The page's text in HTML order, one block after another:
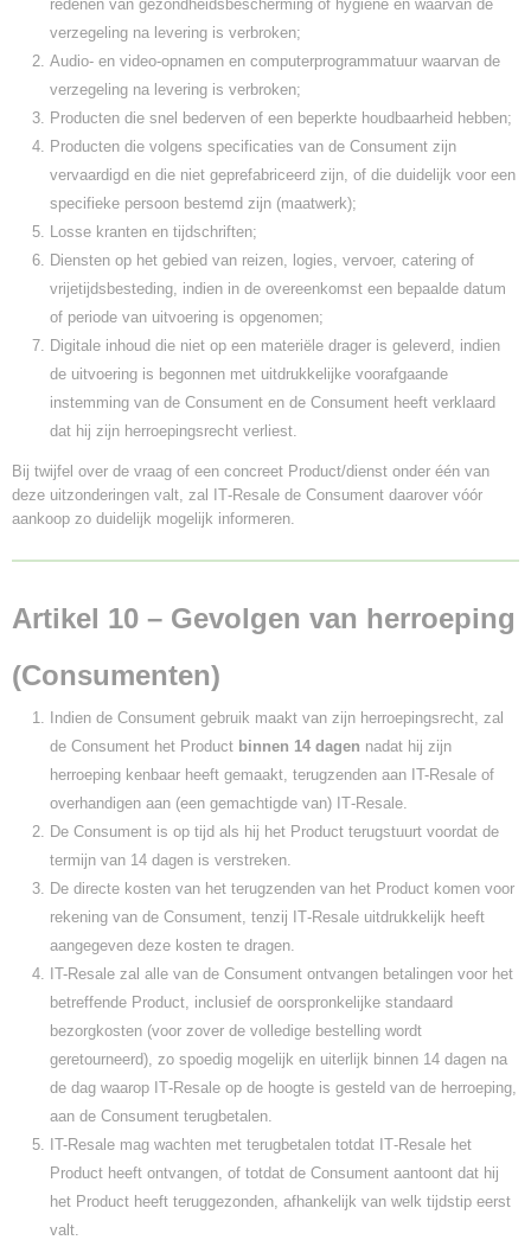
redenen van gezondheidsbescherming of hygiëne en waarvan de
verzegeling na levering is verbroken;
Audio‑ en video-opnamen en computerprogrammatuur waarvan de
verzegeling na levering is verbroken;
Producten die snel bederven of een beperkte houdbaarheid hebben;
Producten die volgens specificaties van de Consument zijn
vervaardigd en die niet geprefabriceerd zijn, of die duidelijk voor een
specifieke persoon bestemd zijn (maatwerk);
Losse kranten en tijdschriften;
Diensten op het gebied van reizen, logies, vervoer, catering of
vrijetijdsbesteding, indien in de overeenkomst een bepaalde datum
of periode van uitvoering is opgenomen;
Digitale inhoud die niet op een materiële drager is geleverd, indien
de uitvoering is begonnen met uitdrukkelijke voorafgaande
instemming van de Consument en de Consument heeft verklaard
dat hij zijn herroepingsrecht verliest.
Bij twijfel over de vraag of een concreet Product/dienst onder één van
deze uitzonderingen valt, zal IT‑Resale de Consument daarover vóór
aankoop zo duidelijk mogelijk informeren.
Artikel 10 – Gevolgen van herroeping
(Consumenten)
Indien de Consument gebruik maakt van zijn herroepingsrecht, zal
de Consument het Product binnen 14 dagen nadat hij zijn
herroeping kenbaar heeft gemaakt, terugzenden aan IT-Resale of
overhandigen aan (een gemachtigde van) IT‑Resale.
De Consument is op tijd als hij het Product terugstuurt voordat de
termijn van 14 dagen is verstreken.
De directe kosten van het terugzenden van het Product komen voor
rekening van de Consument, tenzij IT‑Resale uitdrukkelijk heeft
aangegeven deze kosten te dragen.
IT-Resale zal alle van de Consument ontvangen betalingen voor het
betreffende Product, inclusief de oorspronkelijke standaard
bezorgkosten (voor zover de volledige bestelling wordt
geretourneerd), zo spoedig mogelijk en uiterlijk binnen 14 dagen na
de dag waarop IT‑Resale op de hoogte is gesteld van de herroeping,
aan de Consument terugbetalen.
IT-Resale mag wachten met terugbetalen totdat IT‑Resale het
Product heeft ontvangen, of totdat de Consument aantoont dat hij
het Product heeft teruggezonden, afhankelijk van welk tijdstip eerst
valt.